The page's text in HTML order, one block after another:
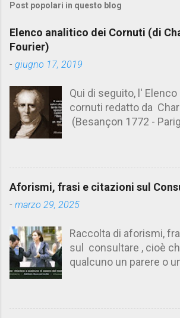
m
e
n
t
Post popolari in questo blog
Elenco analitico dei Cornuti (di
Fourier)
- giugno 17, 2019
Qui di seguito, l'
cornuti redatto da
(Besançon 1772 -
Aforismario trovi
cornuto pretenzioso:
sua moglie tanto
ammettere l'idea del
rende un marito assai
(Charles Fourier)
ca. 1808 (postumo
italiana da Il Borghese
Aforismi, frasi e citazioni sul
- marzo 29, 2025
Raccolta di aforismi,
sul consultare , cioè
qualcuno un parere o
fanno riferimento